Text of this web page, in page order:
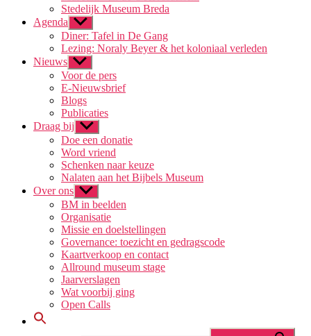
Stedelijk Museum Breda
Agenda Toon
submenu
Diner: Tafel in De Gang
Lezing: Noraly Beyer & het koloniaal verleden
Nieuws Toon
submenu
Voor de pers
E-Nieuwsbrief
Blogs
Publicaties
Draag bij Toon
submenu
Doe een donatie
Word vriend
Schenken naar keuze
Nalaten aan het Bijbels Museum
Over ons Toon
submenu
BM in beelden
Organisatie
Missie en doelstellingen
Governance: toezicht en gedragscode
Kaartverkoop en contact
Allround museum stage
Jaarverslagen
Wat voorbij ging
Open Calls